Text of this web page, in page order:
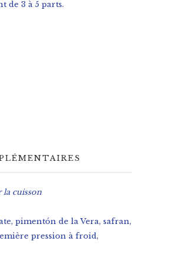
de 3 à 5 parts.
cuisson
pimentón de la Vera, safran,
pression à froid,